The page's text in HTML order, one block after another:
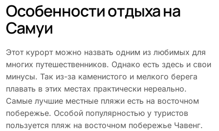
Особенности отдыха на
Самуи
Этот курорт можно назвать одним из любимых для
многих путешественников. Однако есть здесь и свои
минусы. Так из-за каменистого и мелкого берега
плавать в этих местах практически нереально.
Самые лучшие местные пляжи есть на восточном
побережье. Особой популярностью у туристов
пользуется пляж на восточном побережье Чавенг.